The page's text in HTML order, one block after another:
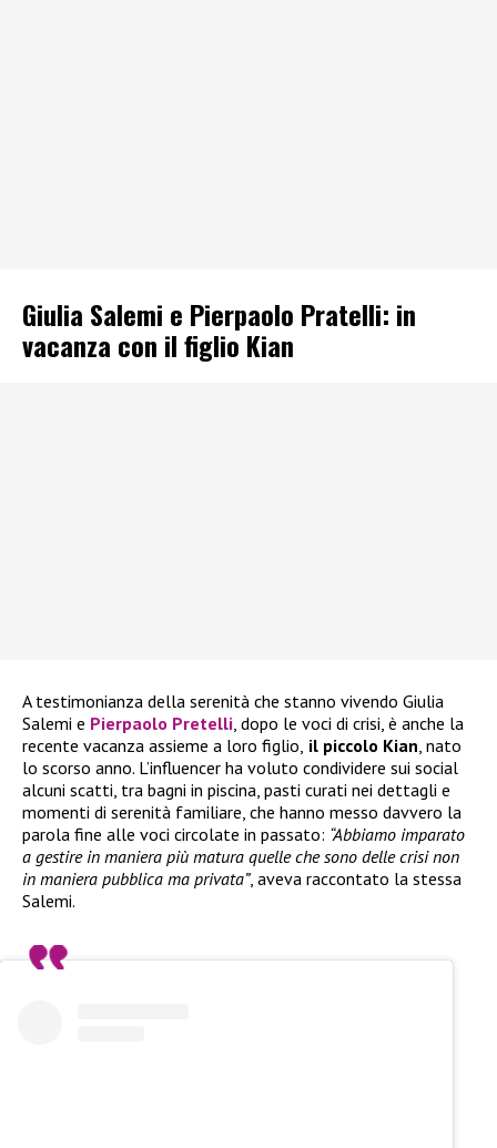
Giulia Salemi e Pierpaolo Pratelli: in
vacanza con il figlio Kian
A testimonianza della serenità che stanno vivendo Giulia
Salemi e Pierpaolo Pretelli , dopo le voci di crisi, è anche la
recente vacanza assieme a loro figlio, il piccolo Kian , nato
lo scorso anno. L’influencer ha voluto condividere sui social
alcuni scatti, tra bagni in piscina, pasti curati nei dettagli e
momenti di serenità familiare, che hanno messo davvero la
parola fine alle voci circolate in passato: “Abbiamo imparato
a gestire in maniera più matura quelle che sono delle crisi non
in maniera pubblica ma privata”, aveva raccontato la stessa
Salemi.